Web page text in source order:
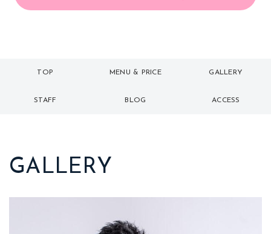
TOP
トップ
MENU & PRICE
メニュー
GALLERY
ギャラリー
STAFF BLOG ACCESS
GALLERY